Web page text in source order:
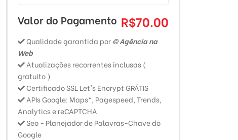
Valor do Pagamento R$70.00
Qualidade garantida por© Agência na
Web
Atualizações recorrentes inclusas (
gratuito )
Certificado SSL Let's Encrypt GRÁTIS
APIs Google: Maps*, Pagespeed, Trends,
Analytics e reCAPTCHA
Seo - Planejador de Palavras-Chave do
Google